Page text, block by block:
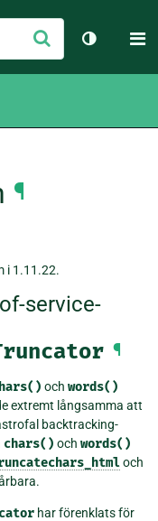
Skicka
Växla
¶
i 1.11.22.
service-
¶
och words()
extremt långsamma att
backtracking-
chars() och words()
och
har förenklats för